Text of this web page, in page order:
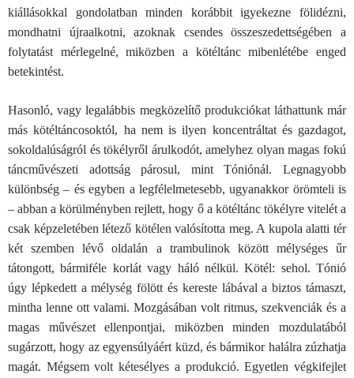
kiállásokkal gondolatban minden korábbit igyekezne fölidézni,
mondhatni újraalkotni, azoknak csendes összeszedettségében a
folytatást mérlegelné, miközben a kötéltánc mibenlétébe enged
betekintést.
Hasonló, vagy legalábbis megközelítő produkciókat láthattunk már
más kötéltáncosoktól, ha nem is ilyen koncentráltat és gazdagot,
sokoldalúságról és tökélyről árulkodót, amelyhez olyan magas fokú
táncművészeti adottság párosul, mint Tóniónál. Legnagyobb
különbség – és egyben a legfélelmetesebb, ugyanakkor örömteli is
– abban a körülményben rejlett, hogy ő a kötéltánc tökélyre vitelét a
csak képzeletében létező kötélen valósította meg. A kupola alatti tér
két szemben lévő oldalán a trambulinok között mélységes űr
tátongott, bármiféle korlát vagy háló nélkül. Kötél: sehol. Tónió
úgy lépkedett a mélység fölött és kereste lábával a biztos támaszt,
mintha lenne ott valami. Mozgásában volt ritmus, szekvenciák és a
magas művészet ellenpontjai, miközben minden mozdulatából
sugárzott, hogy az egyensúlyáért küzd, és bármikor halálra zúzhatja
magát. Mégsem volt kétesélyes a produkció. Egyetlen végkifejlet